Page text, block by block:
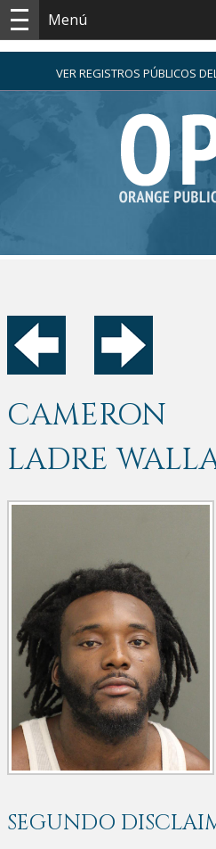
Menú
VER REGISTROS PÚBLICOS
CAMERON
LADRE
SEGUNDO